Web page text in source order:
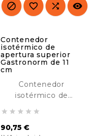
hoteles, buffet, etc.
   
Contenedor
isotérmico de
apertura superior
Gastronorm de 11
cm
Contenedor
isotérmico de
diseñado para
    
90,75 €